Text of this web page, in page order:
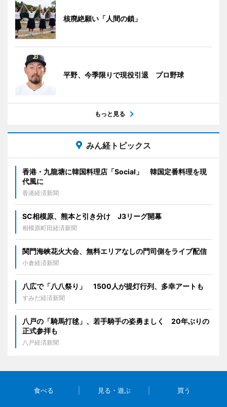
核廃絶願い「人間の鎖」
平野、今季限りで現役引退 プロ野球
もっと見る
みん経トピックス
香港・九龍塘に韓国料理店「Social」 韓国定番料理を現
代風に
香港経済新聞
SC相模原、熊本と引き分け J3リーグ開幕
相模原町田経済新聞
関門海峡花火大会、無料エリアなしの門司側をライブ配信
小倉経済新聞
八広で「八八祭り」 1500人が提灯行列、多幸アートも
すみだ経済新聞
八戸の「騎馬打毬」、若手騎手の姿勇ましく 20年ぶりの
正式参拝も
八戸経済新聞
食べる 見る・遊ぶ 買う